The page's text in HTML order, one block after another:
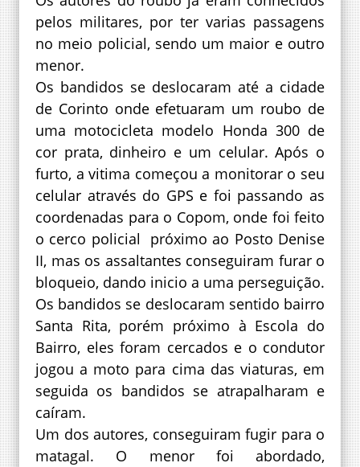
pelos militares, por ter varias passagens
no meio policial, sendo um maior e outro
menor.
Os bandidos se deslocaram até a cidade
de Corinto onde efetuaram um roubo de
uma motocicleta modelo Honda 300 de
cor prata, dinheiro e um celular. Após o
furto, a vitima começou a monitorar o seu
celular através do GPS e foi passando as
coordenadas para o Copom, onde foi feito
o cerco policial próximo ao Posto Denise
II, mas os assaltantes conseguiram furar o
bloqueio, dando inicio a uma perseguição.
Os bandidos se deslocaram sentido bairro
Santa Rita, porém próximo à Escola do
Bairro, eles foram cercados e o condutor
jogou a moto para cima das viaturas, em
seguida os bandidos se atrapalharam e
caíram.
Um dos autores, conseguiram fugir para o
matagal. O menor foi abordado,